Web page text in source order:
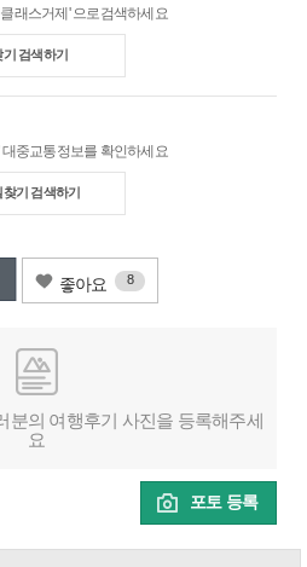
래스거제' 으로검색하세요
검색하기
중교통정보를 확인하세요
기 검색하기
좋아요 8
분의 여행후기 사진을 등록해주세
요
포토 등록